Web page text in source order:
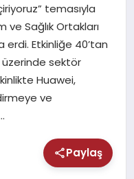
temasıyla
Sağlık Ortakları
erdi. Etkinliğe 40’tan
sektör
Huawei,
ve
Paylaş